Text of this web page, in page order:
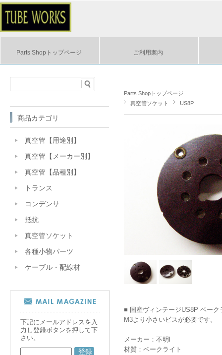
Parts Shopトップページ ご利用案内
Parts Shopトップページ
真空管ソケット
US8P
■ 国産ヴィンテージUS8P ベー
M3より小さいビスが必要です。
メーカー：不明l
材質：ベークライト
商品カテゴリ
真空管【用途別】
真空管【メーカー別】
真空管【品種別】
トランス
コンデンサ
抵抗
真空管ソケット
各種小物パーツ
ケーブル・配線材
下記にメールアドレスを入
力し登録ボタンを押して下
さい。